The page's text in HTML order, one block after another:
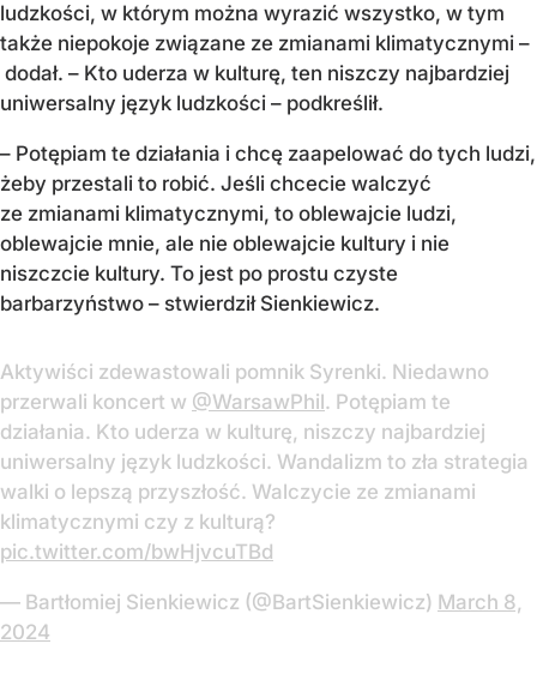
ludzkości, w którym można wyrazić wszystko, w tym
także niepokoje związane ze zmianami klimatycznymi –
dodał. – Kto uderza w kulturę, ten niszczy najbardziej
uniwersalny język ludzkości – podkreślił.
– Potępiam te działania i chcę zaapelować do tych ludzi,
żeby przestali to robić. Jeśli chcecie walczyć
ze zmianami klimatycznymi, to oblewajcie ludzi,
oblewajcie mnie, ale nie oblewajcie kultury i nie
niszczcie kultury. To jest po prostu czyste
barbarzyństwo – stwierdził Sienkiewicz.
Aktywiści zdewastowali pomnik Syrenki. Niedawno
przerwali koncert w @WarsawPhil. Potępiam te
działania. Kto uderza w kulturę, niszczy najbardziej
uniwersalny język ludzkości. Wandalizm to zła strategia
walki o lepszą przyszłość. Walczycie ze zmianami
klimatycznymi czy z kulturą?
pic.twitter.com/bwHjvcuTBd
— Bartłomiej Sienkiewicz (@BartSienkiewicz) March 8,
2024